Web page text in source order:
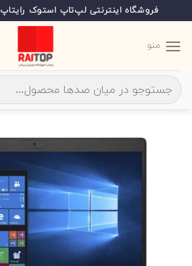
to
content
فروشگاه اینترنتی لپ‌تاپ استوک رایتاپ
منو
جستجو
برای: